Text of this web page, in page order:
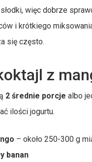
więc dobrze
i krótkiego
się często.
z
2 średnie porcje albo
ilości jogurtu.
– około 250-300 g
banan